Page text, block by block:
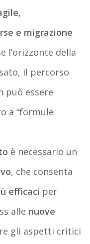
e migrazione
l’orizzonte della
il percorso
può essere
a “formule
è necessario un
, che consenta
efficaci per
alle nuove
gli aspetti critici